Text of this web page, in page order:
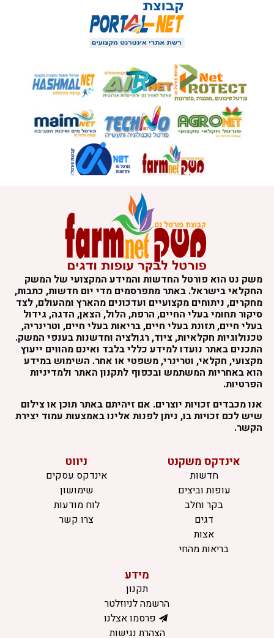
משק נט הוא פורטל החדשות והמידע המקצועי של המשק
החקלאי בישראל. באתר מתפרסמים מדי יום חדשות, כתבות,
מחקרים, ניתוחים מקצועיים ועדכונים מהארץ ומהעולם, לצד
סיקור תחומי בעלי החיים, הרפת, הלול, הצאן, הדגה, גידול
בעלי חיים, תזונת בעלי חיים, בריאות בעלי חיים, וטרינריה,
טכנולוגיות חקלאיות, ציוד, רגולציה וחדשנות בענפי המשק.
התכנים באתר נועדו למידע כללי בלבד ואינם מהווים ייעוץ
מקצועי, חקלאי, וטרינרי, משפטי או אחר. השימוש במידע
הוא באחריות המשתמש ובכפוף לתקנון האתר ולמדיניות
הפרטיות.
אנו מכבדים זכויות יוצרים. אם זיהיתם באתר תוכן או צילום
שיש לכם זכויות בו, ניתן לפנות אלינו באמצעות עמוד יצירת
הקשר.
אינדקס משקנט
חדשות
עופות וביצים
בקר וחלב
דגים
אצות
בריאות מהחי
ניווט
אינדקס עסקים
שימושון
לוח מודעות
צרו קשר
מידע
תקנון
הרשמה לניוזלטר
פרסמו אצלנו
הצהרת נגישות